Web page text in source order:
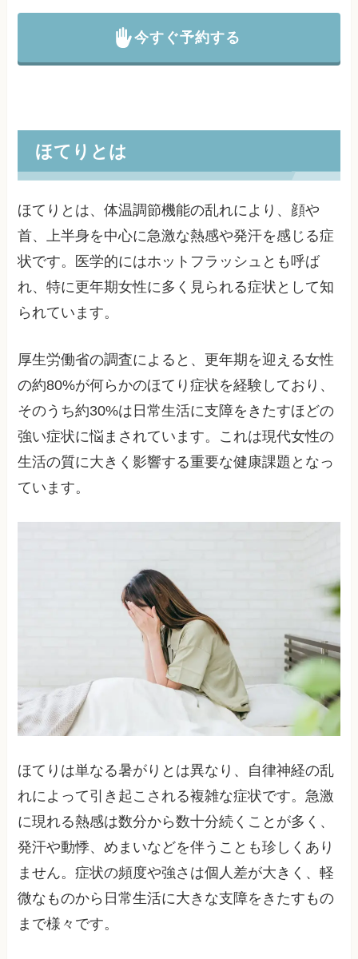
今すぐ予約する
ほてりとは
ほてりとは、体温調節機能の乱れにより、顔や
首、上半身を中心に急激な熱感や発汗を感じる症
状です。医学的にはホットフラッシュとも呼ば
れ、特に更年期女性に多く見られる症状として知
られています。
厚生労働省の調査によると、更年期を迎える女性
の約80%が何らかのほてり症状を経験しており、
そのうち約30%は日常生活に支障をきたすほどの
強い症状に悩まされています。これは現代女性の
生活の質に大きく影響する重要な健康課題となっ
ています。
ほてりは単なる暑がりとは異なり、自律神経の乱
れによって引き起こされる複雑な症状です。急激
に現れる熱感は数分から数十分続くことが多く、
発汗や動悸、めまいなどを伴うことも珍しくあり
ません。症状の頻度や強さは個人差が大きく、軽
微なものから日常生活に大きな支障をきたすもの
まで様々です。